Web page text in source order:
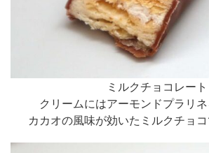
ミルクチョコレート
クリームにはアーモンドプラリ
カカオの風味が効いたミルクチョ